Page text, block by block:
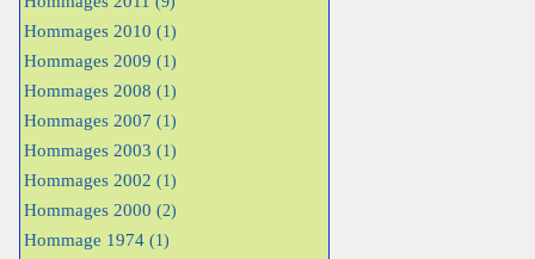
Hommages 2010 (1)
Hommages 2009 (1)
Hommages 2008 (1)
Hommages 2007 (1)
Hommages 2003 (1)
Hommages 2002 (1)
Hommages 2000 (2)
Hommage 1974 (1)